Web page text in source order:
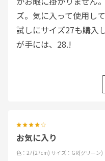
ズ。気に入って使用して
試しにサイズ27も購入
が手には、28.!
お気に入り
色：27(27cm) サイズ：GR(グリーン)